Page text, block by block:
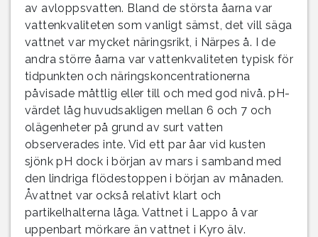
av avloppsvatten. Bland de största åarna var
vattenkvaliteten som vanligt sämst, det vill säga
vattnet var mycket näringsrikt, i Närpes å. I de
andra större åarna var vattenkvaliteten typisk för
tidpunkten och näringskoncentrationerna
påvisade måttlig eller till och med god nivå. pH-
värdet låg huvudsakligen mellan 6 och 7 och
olägenheter på grund av surt vatten
observerades inte. Vid ett par åar vid kusten
sjönk pH dock i början av mars i samband med
den lindriga flödestoppen i början av månaden.
Åvattnet var också relativt klart och
partikelhalterna låga. Vattnet i Lappo å var
uppenbart mörkare än vattnet i Kyro älv.